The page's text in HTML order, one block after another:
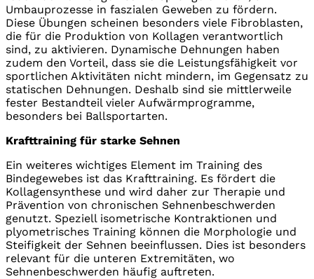
Umbauprozesse in faszialen Geweben zu fördern.
Diese Übungen scheinen besonders viele Fibroblasten,
die für die Produktion von Kollagen verantwortlich
sind, zu aktivieren. Dynamische Dehnungen haben
zudem den Vorteil, dass sie die Leistungsfähigkeit vor
sportlichen Aktivitäten nicht mindern, im Gegensatz zu
statischen Dehnungen. Deshalb sind sie mittlerweile
fester Bestandteil vieler Aufwärmprogramme,
besonders bei Ballsportarten.
Krafttraining für starke Sehnen
Ein weiteres wichtiges Element im Training des
Bindegewebes ist das Krafttraining. Es fördert die
Kollagensynthese und wird daher zur Therapie und
Prävention von chronischen Sehnenbeschwerden
genutzt. Speziell isometrische Kontraktionen und
plyometrisches Training können die Morphologie und
Steifigkeit der Sehnen beeinflussen. Dies ist besonders
relevant für die unteren Extremitäten, wo
Sehnenbeschwerden häufig auftreten.